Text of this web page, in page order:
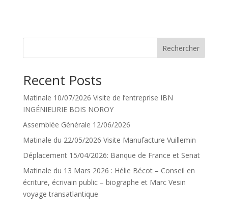
Rechercher
Recent Posts
Matinale 10/07/2026 Visite de l’entreprise IBN
INGÉNIEURIE BOIS NOROY
Assemblée Générale 12/06/2026
Matinale du 22/05/2026 Visite Manufacture Vuillemin
Déplacement 15/04/2026: Banque de France et Senat
Matinale du 13 Mars 2026 : Hélie Bécot – Conseil en
écriture, écrivain public – biographe et Marc Vesin
voyage transatlantique